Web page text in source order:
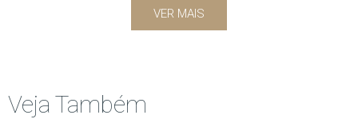
VER MAIS
Veja Também